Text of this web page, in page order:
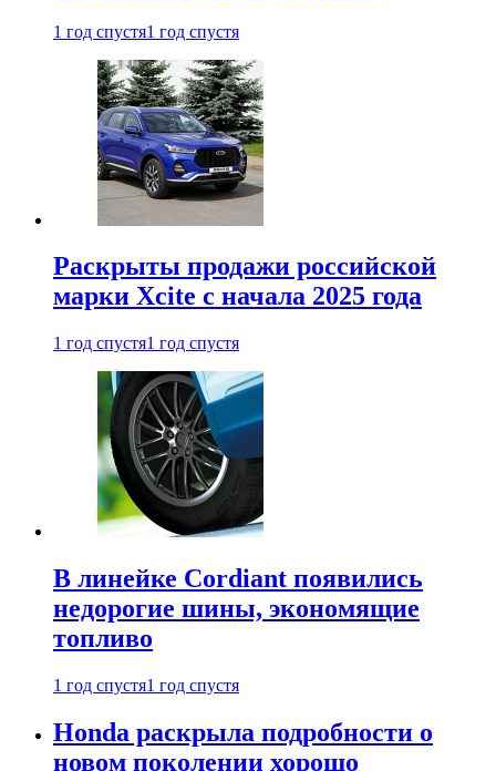
1 год спустя1 год спустя
Раскрыты продажи российской
марки Xcite с начала 2025 года
1 год спустя1 год спустя
В линейке Cordiant появились
недорогие шины, экономящие
топливо
1 год спустя1 год спустя
Honda раскрыла подробности о
новом поколении хорошо